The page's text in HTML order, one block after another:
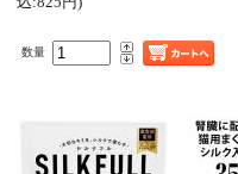
数量